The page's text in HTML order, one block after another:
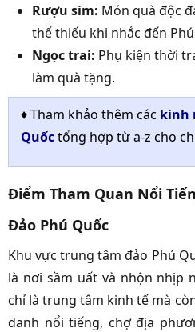
Rượu sim: Món quà độc
thể thiếu khi nhắc đến
Ngọc trai: Phụ kiện thời
làm quà tặng.
♦ Tham khảo thêm các kinh
Quốctổng hợp từ a-z cho
Điểm Tham Quan Nổi
Đảo Phú Quốc
Khu vực trung tâm đảo Phú
là nơi sầm uất và nhộn nhịp
chỉ là trung tâm kinh tế mà
danh nổi tiếng, chợ địa